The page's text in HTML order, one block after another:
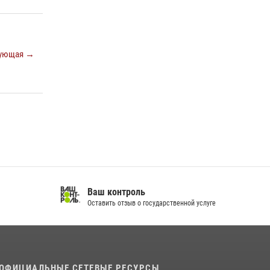
→
Ваш контроль
Оставить отзыв о государственной услуге